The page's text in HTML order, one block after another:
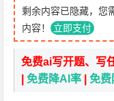
剩余内容已隐藏，您
内容！ 立即支付
免费ai写开题、写
|免费降AI率 |免费